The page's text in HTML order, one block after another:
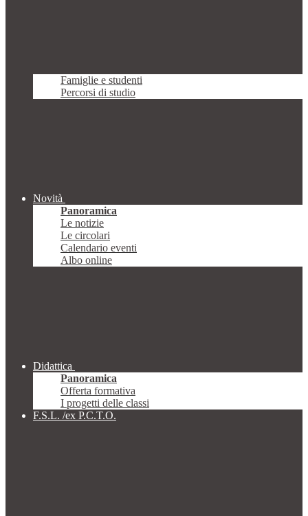
Famiglie e studenti
Percorsi di studio
Novità
Panoramica
Le notizie
Le circolari
Calendario eventi
Albo online
Didattica
Panoramica
Offerta formativa
I progetti delle classi
F.S.L. /ex P.C.T.O.